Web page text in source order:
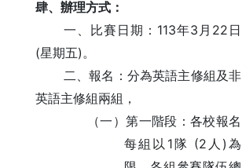
肆、辦理方式：
一、比賽日期： 113年3 月 22 日
(星期五) 。
二、報名：分為英語主修組及非
英語主修組兩組，
（一）第一階段：各校報名
每組以 1 隊 (2 人 ) 為